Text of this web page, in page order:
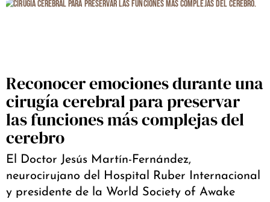
Reconocer emociones durante una
cirugía cerebral para preservar
las funciones más complejas del
cerebro
El Doctor Jesús Martín-Fernández,
neurocirujano del Hospital Ruber Internacional
y presidente de la World Society of Awake